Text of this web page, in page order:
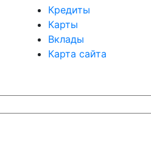
Кредиты
Карты
Вклады
Карта сайта